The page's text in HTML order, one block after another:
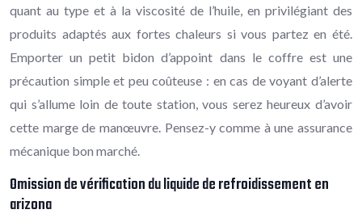
quant au type et à la viscosité de l’huile, en privilégiant des
produits adaptés aux fortes chaleurs si vous partez en été.
Emporter un petit bidon d’appoint dans le coffre est une
précaution simple et peu coûteuse : en cas de voyant d’alerte
qui s’allume loin de toute station, vous serez heureux d’avoir
cette marge de manœuvre. Pensez-y comme à une assurance
mécanique bon marché.
Omission de vérification du liquide de refroidissement en
arizona